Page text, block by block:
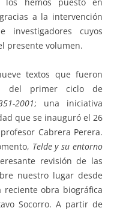
los hemos puesto en
a la intervención
investigadores cuyos
presente volumen.
textos que fueron
del primer ciclo de
2001; una iniciativa
que se inauguró el 26
Cabrera Perera.
Telde y su entorno
revisión de las
nuestro lugar desde
obra biográfica
Socorro. A partir de